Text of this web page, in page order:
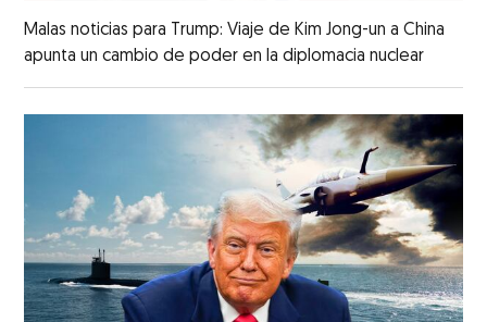
Malas noticias para Trump: Viaje de Kim Jong-un a China
apunta un cambio de poder en la diplomacia nuclear